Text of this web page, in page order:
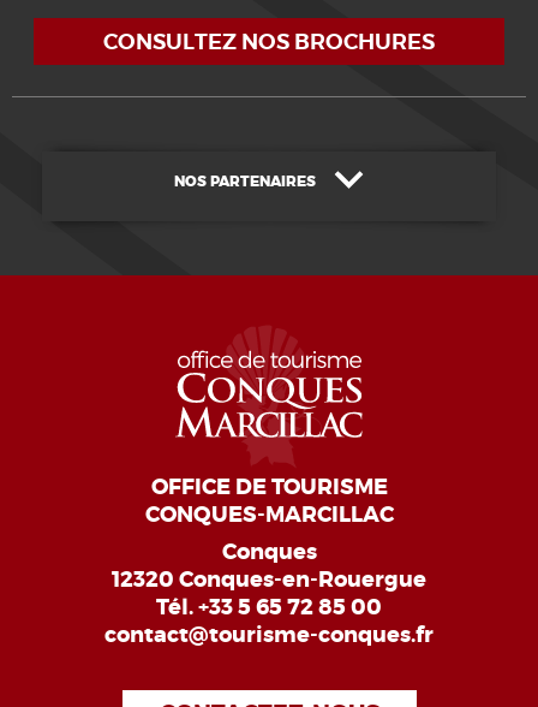
CONSULTEZ NOS BROCHURES
NOS PARTENAIRES
OFFICE DE TOURISME
CONQUES-MARCILLAC
Conques
12320 Conques-en-Rouergue
Tél.+33 5 65 72 85 00
contact@tourisme-conques.fr